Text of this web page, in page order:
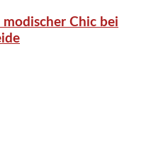
Chic bei